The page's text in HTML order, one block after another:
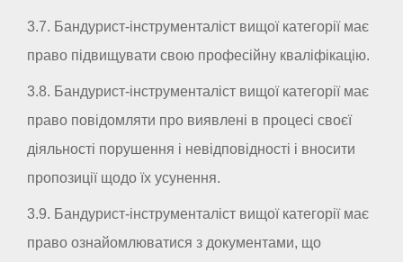
3.7. Бандурист-інструменталіст вищої категорії має
право підвищувати свою професійну кваліфікацію.
3.8. Бандурист-інструменталіст вищої категорії має
право повідомляти про виявлені в процесі своєї
діяльності порушення і невідповідності і вносити
пропозиції щодо їх усунення.
3.9. Бандурист-інструменталіст вищої категорії має
право ознайомлюватися з документами, що